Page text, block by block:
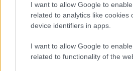
I want to allow Google to
related to analytics like cookies
device identifiers in apps.
I want to allow Google to
related to functionality of the
MILYEN EREDETŰ A
A Hajnamagyar / ősmagyar